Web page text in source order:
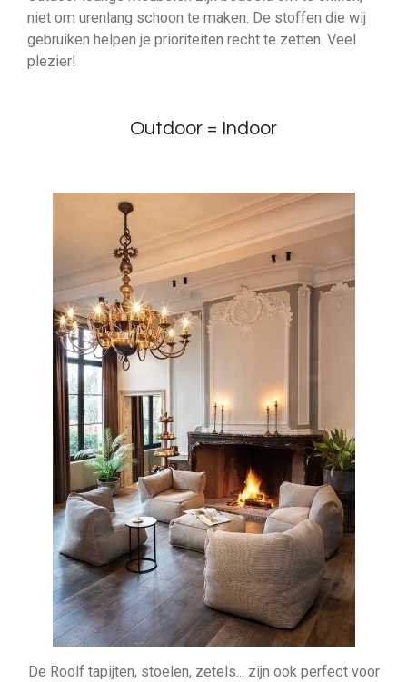
niet om urenlang schoon te maken. De stoffen die wij
gebruiken helpen je prioriteiten recht te zetten. Veel
plezier!
Outdoor = Indoor
De Roolf tapijten, stoelen, zetels... zijn ook perfect voor